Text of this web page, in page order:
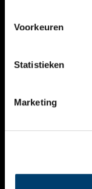
Voorkeuren
Statistieken
Marketing
KALENDER
THEMA’S
VIDEO’S
CONTACT